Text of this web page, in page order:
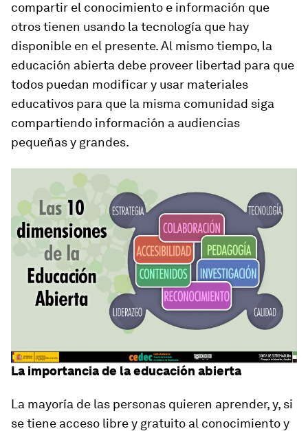
compartir el conocimiento e información que
otros tienen usando la tecnología que hay
disponible en el presente. Al mismo tiempo, la
educación abierta debe proveer libertad para que
todos puedan modificar y usar materiales
educativos para que la misma comunidad siga
compartiendo información a audiencias
pequeñas y grandes.
La importancia de la educación abierta
La mayoría de las personas quieren aprender, y, si
se tiene acceso libre y gratuito al conocimiento y